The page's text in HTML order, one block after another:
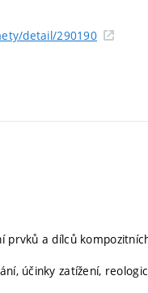
detail/290190
prvků a dílců
účinky zatížení,